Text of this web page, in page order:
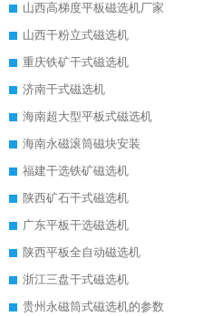
山西高梯度平板磁选机厂家
山西干粉立式磁选机
重庆铁矿干式磁选机
济南干式磁选机
海南超大型平板式磁选机
海南永磁滚筒磁块安装
福建干选铁矿磁选机
陕西矿石干式磁选机
广东平板干选磁选机
陕西平板全自动磁选机
浙江三盘干式磁选机
贵州永磁筒式磁选机的参数